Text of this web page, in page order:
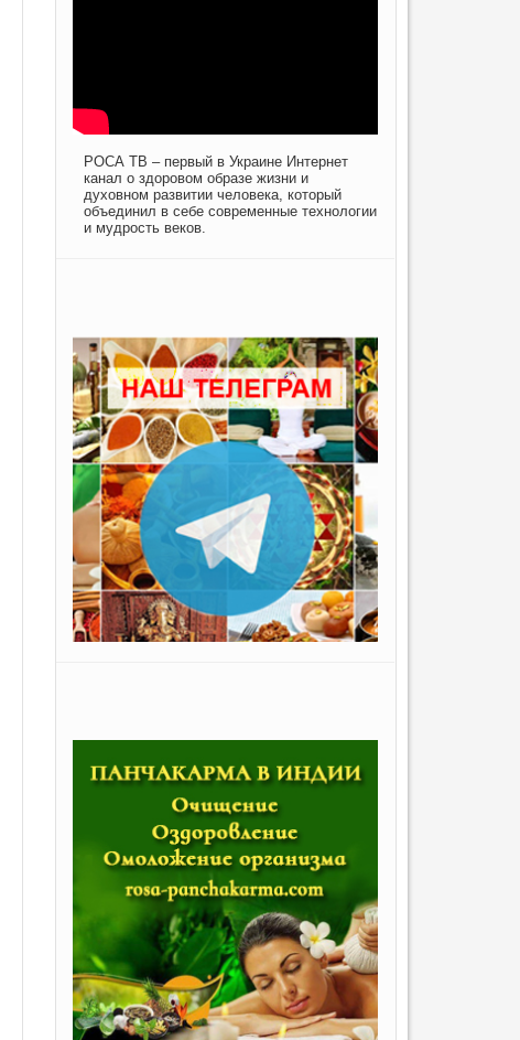
РОСА ТВ – первый в Украине Интернет
канал о здоровом образе жизни и
духовном развитии человека, который
объединил в себе современные технологии
и мудрость веков.